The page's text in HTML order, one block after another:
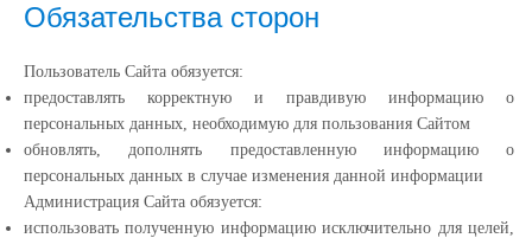
Обязательства сторон
Пользователь Сайта обязуется:
предоставлять корректную и правдивую информацию о
персональных данных, необходимую для пользования Сайтом
обновлять, дополнять предоставленную информацию о
персональных данных в случае изменения данной информации
Администрация Сайта обязуется:
использовать полученную информацию исключительно для целей,